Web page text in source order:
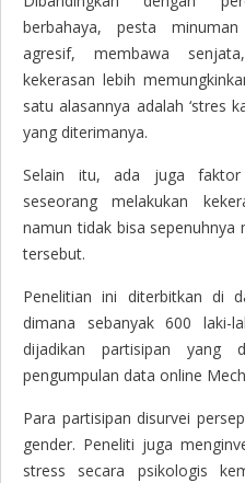
berbahaya, pesta
agresif, membawa
kekerasan lebih
satu alasannya adalah ‘stres
yang diterimanya.
Selain itu, ada juga faktor
seseorang melakukan
namun tidak bisa sepenuhnya
tersebut.
Penelitian ini diterbitkan di
dimana sebanyak 600
dijadikan partisipan yang
pengumpulan data online
Para partisipan disurvei
gender. Peneliti juga
stress secara psikologis